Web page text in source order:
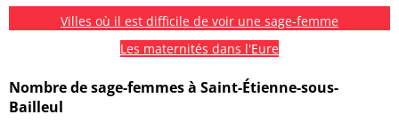
Villes où il est difficile de voir une sage-femme
Les maternités dans l'Eure
Nombre de sage-femmes à Saint-Étienne-sous-
Bailleul